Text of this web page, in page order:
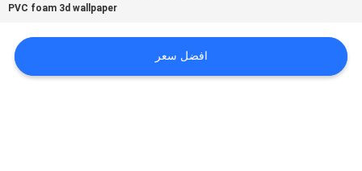
أخبار
اطلب
PVC foam 3d wallpaper
افضل سعر